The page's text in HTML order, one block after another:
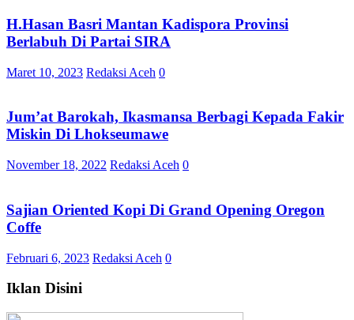
H.Hasan Basri Mantan Kadispora Provinsi
Berlabuh Di Partai SIRA
Maret 10, 2023 Redaksi Aceh 0
Jum’at Barokah, Ikasmansa Berbagi Kepada Fakir
Miskin Di Lhokseumawe
November 18, 2022 Redaksi Aceh 0
Sajian Oriented Kopi Di Grand Opening Oregon
Coffe
Februari 6, 2023 Redaksi Aceh 0
Iklan Disini